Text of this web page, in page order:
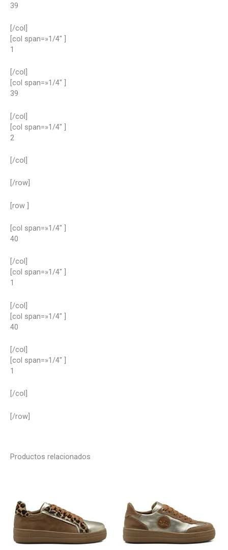
39
[/col]
[col span=»1/4″ ]
1
[/col]
[col span=»1/4″ ]
39
[/col]
[col span=»1/4″ ]
2
[/col]
[/row]
[row ]
[col span=»1/4″ ]
40
[/col]
[col span=»1/4″ ]
1
[/col]
[col span=»1/4″ ]
40
[/col]
[col span=»1/4″ ]
1
[/col]
[/row]
Productos relacionados